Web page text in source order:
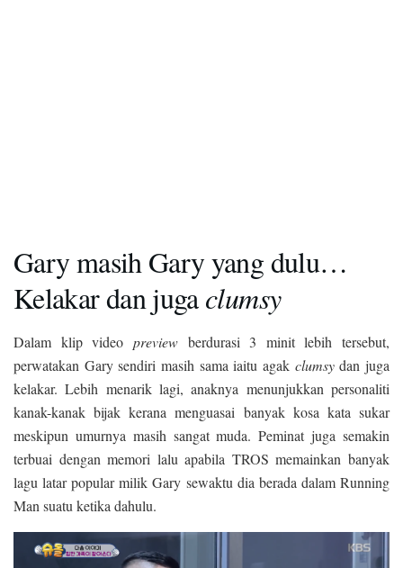
Gary masih Gary yang dulu…
Kelakar dan jugaclumsy
Dalam klip video previewberdurasi 3 minit lebih tersebut,
perwatakan Gary sendiri masih sama iaitu agak clumsydan juga
kelakar. Lebih menarik lagi, anaknya menunjukkan personaliti
kanak-kanak bijak kerana menguasai banyak kosa kata sukar
meskipun umurnya masih sangat muda. Peminat juga semakin
terbuai dengan memori lalu apabila TROS memainkan banyak
lagu latar popular milik Gary sewaktu dia berada dalam Running
Man suatu ketika dahulu.